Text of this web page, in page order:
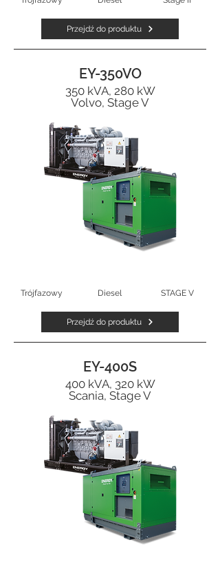
Przejdź do produktu
EY-350VO
350 kVA, 280 kW
Volvo, Stage V
Trójfazowy Diesel STAGE V
Przejdź do produktu
EY-400S
400 kVA, 320 kW
Scania, Stage V